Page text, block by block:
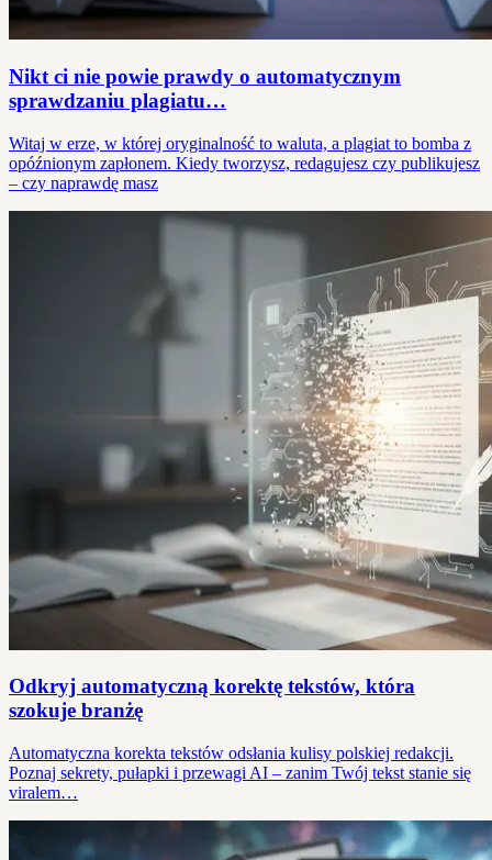
Nikt ci nie powie prawdy o automatycznym
sprawdzaniu plagiatu…
Witaj w erze, w której oryginalność to waluta, a plagiat to bomba z
opóźnionym zapłonem. Kiedy tworzysz, redagujesz czy publikujesz
– czy naprawdę masz
Odkryj automatyczną korektę tekstów, która
szokuje branżę
Automatyczna korekta tekstów odsłania kulisy polskiej redakcji.
Poznaj sekrety, pułapki i przewagi AI – zanim Twój tekst stanie się
viralem…